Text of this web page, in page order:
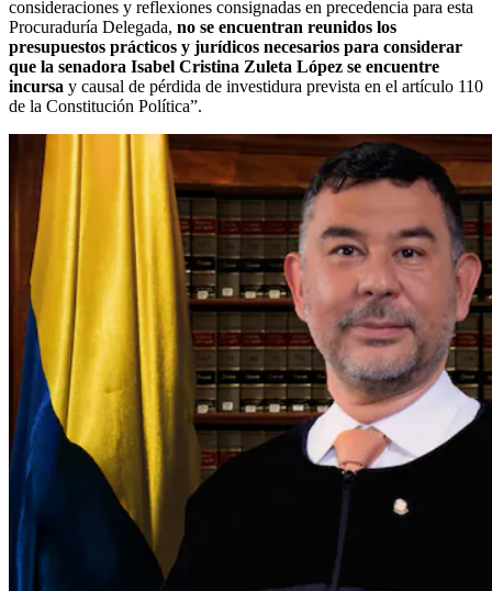
consideraciones y reflexiones consignadas en precedencia para esta
Procuraduría Delegada, no se encuentran reunidos los
presupuestos prácticos y jurídicos necesarios para considerar
que la senadora Isabel Cristina Zuleta López se encuentre
incursa y causal de pérdida de investidura prevista en el artículo 110
de la Constitución Política”.